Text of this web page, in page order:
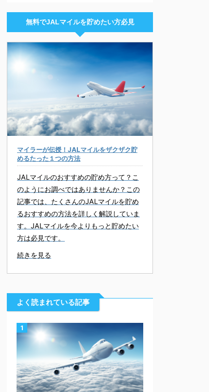
無料でJALマイルを貯めたい方必見
マイラーが伝授！JALマイルをザクザク貯
めるたった１つの方法
JALマイルのおすすめの貯め方って？こ
のようにお調べではありませんか？この
記事では、たくさんのJALマイルを貯め
るおすすめの方法を詳しく解説していま
す。JALマイルを今よりもっと貯めたい
方は必見です。
続きを見る
よく読まれている記事
1